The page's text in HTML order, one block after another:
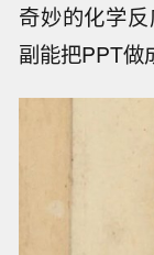
奇妙的化学
副能把PPT做